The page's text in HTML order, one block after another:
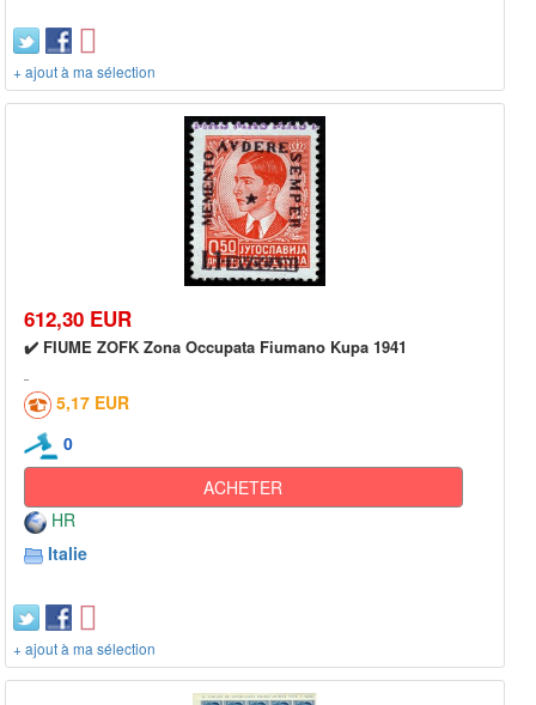
+ ajout à ma sélection
612,30 EUR
✔️ FIUME ZOFK Zona Occupata Fiumano Kupa 1941
5,17 EUR
0
ACHETER
HR
Italie
+ ajout à ma sélection